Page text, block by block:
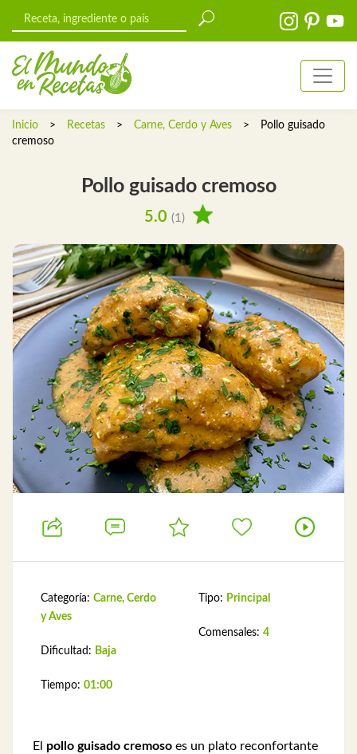
Inicio > Recetas > Carne, Cerdo y Aves >
Pollo guisado
cremoso
Pollo guisado cremoso
5.0 (1)
Categoría: Carne, Cerdo
y Aves
Dificultad: Baja
Tiempo: 01:00
Tipo: Principal
Comensales: 4
El pollo guisado cremoso es un plato reconfortante